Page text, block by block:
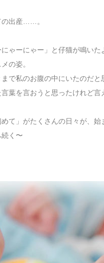
の出産……。
ゃーにゃー」と仔猫が鳴いた
の姿。
で私のお腹の中にいたのだと
葉を言おうと思ったけれど
て」がたくさんの日々が、始
く〜